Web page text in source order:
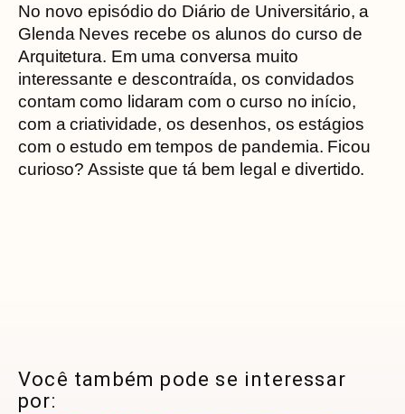
No novo episódio do Diário de Universitário, a
Glenda Neves recebe os alunos do curso de
Arquitetura. Em uma conversa muito
interessante e descontraída, os convidados
contam como lidaram com o curso no início,
com a criatividade, os desenhos, os estágios
com o estudo em tempos de pandemia. Ficou
curioso? Assiste que tá bem legal e divertido.
Você também pode se interessar
por: